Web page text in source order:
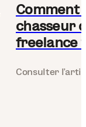
Comment
chasseur
freelance
Consulter